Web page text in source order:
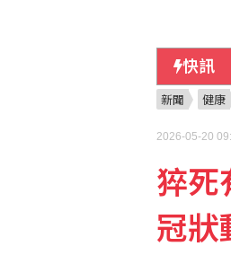
快訊
新聞 健康
2026-05-20
猝死
冠狀